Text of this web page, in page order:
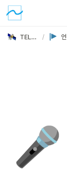
TELSTAR /
🎤